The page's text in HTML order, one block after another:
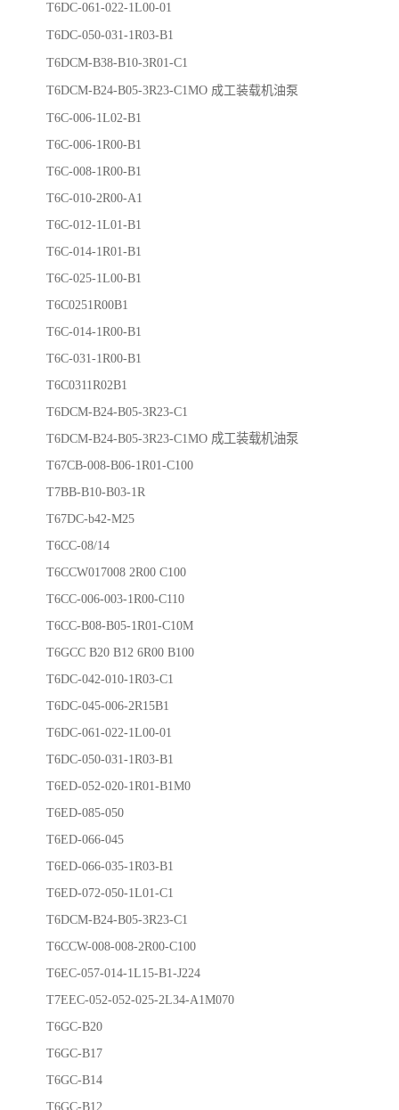
T6DC-061-022-1L00-01
T6DC-050-031-1R03-B1
T6DCM-B38-B10-3R01-C1
T6DCM-B24-B05-3R23-C1MO 成工装载机油泵
T6C-006-1L02-B1
T6C-006-1R00-B1
T6C-008-1R00-B1
T6C-010-2R00-A1
T6C-012-1L01-B1
T6C-014-1R01-B1
T6C-025-1L00-B1
T6C0251R00B1
T6C-014-1R00-B1
T6C-031-1R00-B1
T6C0311R02B1
T6DCM-B24-B05-3R23-C1
T6DCM-B24-B05-3R23-C1MO 成工装载机油泵
T67CB-008-B06-1R01-C100
T7BB-B10-B03-1R
T67DC-b42-M25
T6CC-08/14
T6CCW017008 2R00 C100
T6CC-006-003-1R00-C110
T6CC-B08-B05-1R01-C10M
T6GCC B20 B12 6R00 B100
T6DC-042-010-1R03-C1
T6DC-045-006-2R15B1
T6DC-061-022-1L00-01
T6DC-050-031-1R03-B1
T6ED-052-020-1R01-B1M0
T6ED-085-050
T6ED-066-045
T6ED-066-035-1R03-B1
T6ED-072-050-1L01-C1
T6DCM-B24-B05-3R23-C1
T6CCW-008-008-2R00-C100
T6EC-057-014-1L15-B1-J224
T7EEC-052-052-025-2L34-A1M070
T6GC-B20
T6GC-B17
T6GC-B14
T6GC-B12